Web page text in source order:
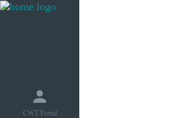
CWT Portal